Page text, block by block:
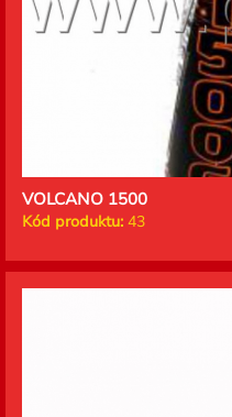
VOLCANO 1500
Kód produktu: 43